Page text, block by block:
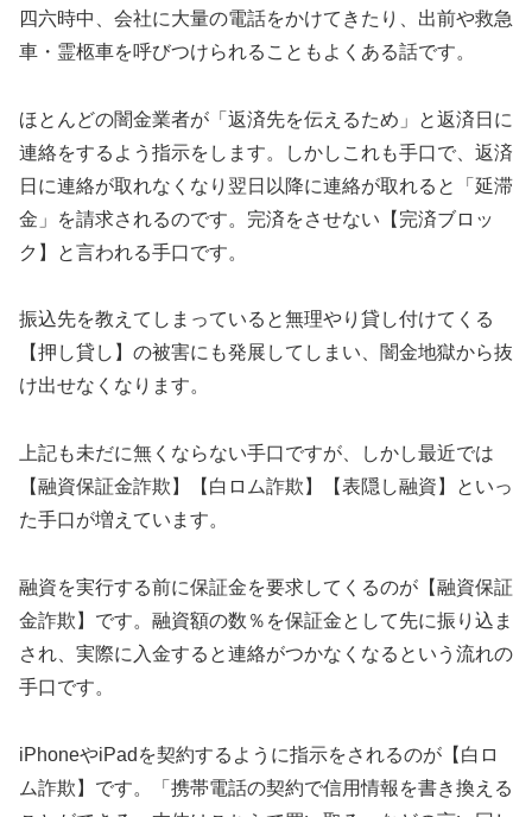
四六時中、会社に大量の電話をかけてきたり、出前や救急
車・霊柩車を呼びつけられることもよくある話です。
ほとんどの闇金業者が「返済先を伝えるため」と返済日に
連絡をするよう指示をします。しかしこれも手口で、返済
日に連絡が取れなくなり翌日以降に連絡が取れると「延滞
金」を請求されるのです。完済をさせない【完済ブロッ
ク】と言われる手口です。
振込先を教えてしまっていると無理やり貸し付けてくる
【押し貸し】の被害にも発展してしまい、闇金地獄から抜
け出せなくなります。
上記も未だに無くならない手口ですが、しかし最近では
【融資保証金詐欺】【白ロム詐欺】【表隠し融資】といっ
た手口が増えています。
融資を実行する前に保証金を要求してくるのが【融資保証
金詐欺】です。融資額の数％を保証金として先に振り込ま
され、実際に入金すると連絡がつかなくなるという流れの
手口です。
iPhoneやiPadを契約するように指示をされるのが【白ロ
ム詐欺】です。「携帯電話の契約で信用情報を書き換える